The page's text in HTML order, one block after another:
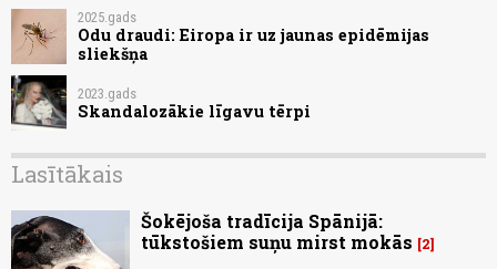
2025.gads
Odu draudi: Eiropa ir uz jaunas epidēmijas
sliekšņa
2023.gads
Skandalozākie līgavu tērpi
Lasītākais
Šokējoša tradīcija Spānijā:
tūkstošiem suņu mirst mokās
2